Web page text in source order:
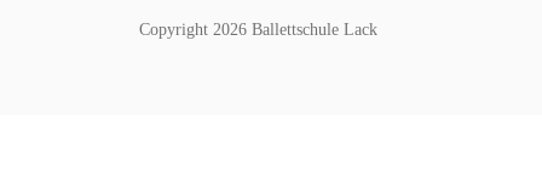
Copyright 2026 Ballettschule Lack